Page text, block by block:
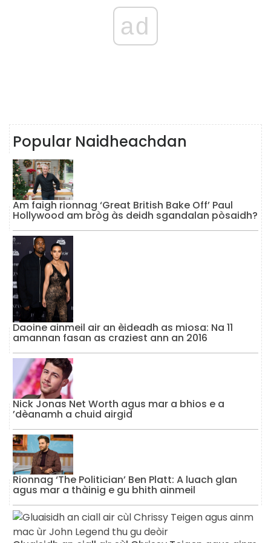
ad
Popular Naidheachdan
Am faigh rionnag ‘Great British Bake Off’ Paul
Hollywood am bròg às deidh sgandalan pòsaidh?
Daoine ainmeil air an èideadh as miosa: Na 11
amannan fasan as craziest ann an 2016
Nick Jonas Net Worth agus mar a bhios e a
’dèanamh a chuid airgid
Rionnag ‘The Politician’ Ben Platt: A luach glan
agus mar a thàinig e gu bhith ainmeil